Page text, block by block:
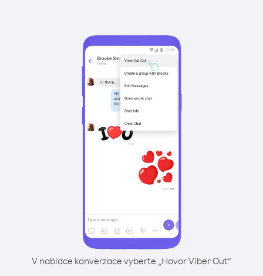
V nabídce konverzace vyberte „Hovor Viber Out“